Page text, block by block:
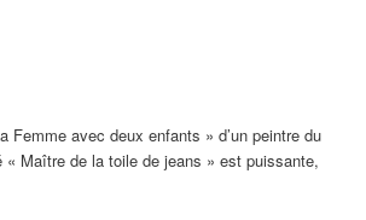
Femme avec deux enfants » d’un peintre du
Maître de la toile de jeans » est puissante,